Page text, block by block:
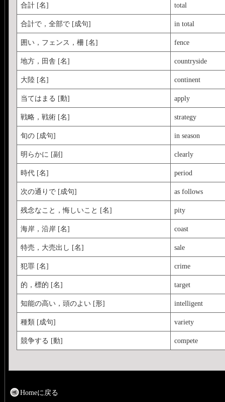
合計 [名] total
合計で，全部で [成句] in total
囲い，フェンス，柵 [名] fence
地方，田舎 [名] countryside
大陸 [名] continent
当てはまる [動] apply
戦略，戦術 [名] strategy
旬の [成句] in season
明らかに [副] clearly
時代 [名] period
次の通りで [成句] as follows
残念なこと，悔しいこと [名] pity
海岸，沿岸 [名] coast
特売，大売出し [名] sale
犯罪 [名] crime
的，標的 [名] target
知能の高い，頭のよい [形] intelligent
種類 [成句] variety
競争する [動] compete
Homeに戻る